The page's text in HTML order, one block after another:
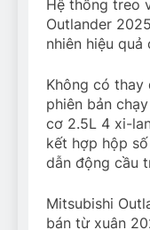
Hệ thống treo
Outlander
nhiên hiệu
Không có
phiên bản
cơ 2.5L 4 xi-
kết hợp hộp
dẫn động cầu
Mitsubishi
bán từ xuân